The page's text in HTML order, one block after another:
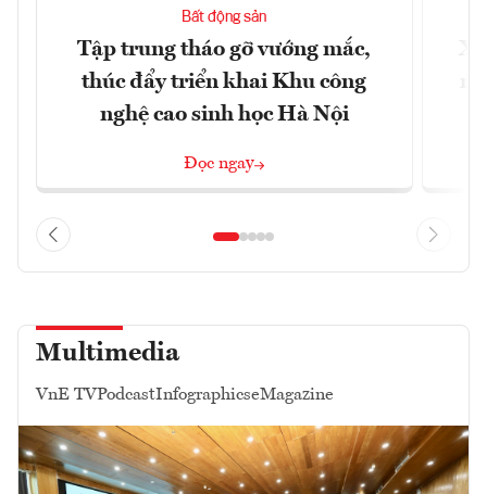
Bất động sản
Tập trung tháo gỡ vướng mắc,
thúc đẩy triển khai Khu công
nghệ cao sinh học Hà Nội
Đọc ngay
Multimedia
VnE TVPodcastInfographicseMagazine